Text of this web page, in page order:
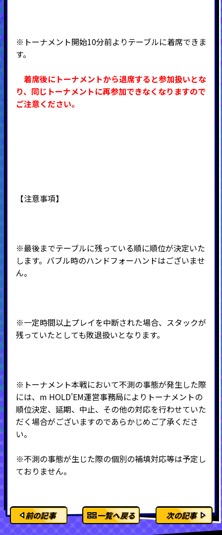
※トーナメント開始10分前よりテーブルに着席できま
す。
着席後にトーナメントから退席すると参加扱いとな
り、同じトーナメントに再参加できなくなりますので
ご注意ください。
【注意事項】
※最後までテーブルに残っている順に順位が決定いた
します。バブル時のハンドフォーハンドはございませ
ん。
※一定時間以上プレイを中断された場合、スタックが
残っていたとしても敗退扱いとなります。
※トーナメント本戦において不測の事態が発生した際
には、m HOLD'EM運営事務局によりトーナメントの
順位決定、延期、中止、その他の対応を行わせていた
だく場合がございますのであらかじめご了承くださ
い。
※不測の事態が生じた際の個別の補填対応等は予定し
ておりません。
前の記事 一覧へ戻る 次の記事